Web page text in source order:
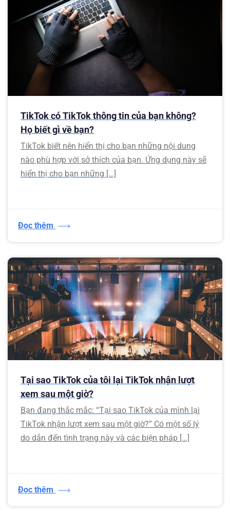
TikTok có TikTok thông tin của bạn không?
Họ biết gì về bạn?
TikTok biết nên hiển thị cho bạn những nội dung
nào phù hợp với sở thích của bạn. Ứng dụng này sẽ
hiển thị cho bạn những […]
Đọc thêm
Tại sao TikTok của tôi lại TikTok nhận lượt
xem sau một giờ?
Bạn đang thắc mắc: “Tại sao TikTok của mình lại
TikTok nhận lượt xem sau một giờ?” Có một số lý
do dẫn đến tình trạng này và các biện pháp […]
Đọc thêm